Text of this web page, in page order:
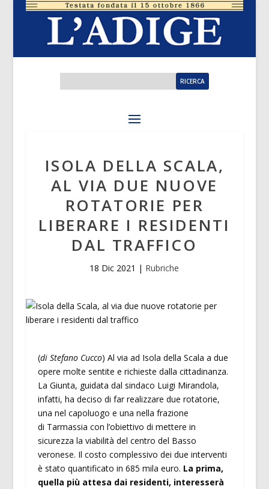
ISOLA DELLA SCALA,
AL VIA DUE NUOVE
ROTATORIE PER
LIBERARE I RESIDENTI
DAL TRAFFICO
18 Dic 2021 | Rubriche
(di Stefano Cucco) Al via ad Isola della Scala a due
opere molte sentite e richieste dalla cittadinanza.
La Giunta, guidata dal sindaco Luigi Mirandola,
infatti, ha deciso di far realizzare due rotatorie,
una nel capoluogo e una nella frazione
di Tarmassia con l’obiettivo di mettere in
sicurezza la viabilità del centro del Basso
veronese. Il costo complessivo dei due interventi
è stato quantificato in 685 mila euro. La prima,
quella più attesa dai residenti, interesserà